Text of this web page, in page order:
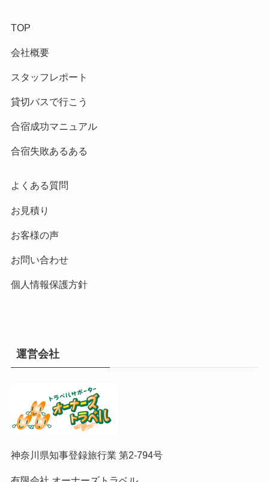
TOP
会社概要
スタッフレポート
貸切バスで行こう
合宿成功マニュアル
合宿失敗あるある
よくある質問
お見積り
お客様の声
お問い合わせ
個人情報保護方針
運営会社
神奈川県知事登録旅行業 第2-794号